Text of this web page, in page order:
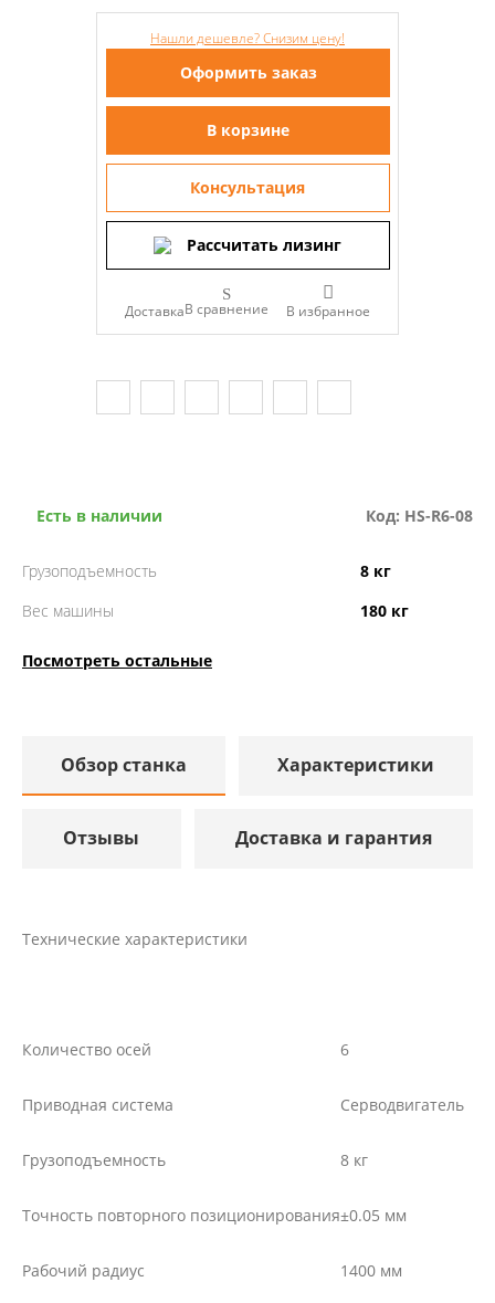
Есть в наличии Код: HS-R6-08
Грузоподъемность
8 кг
Вес машины
180 кг
Посмотреть остальные
Нашли дешевле? Снизим цену!
Оформить заказ
В корзине
Консультация
Рассчитать лизинг
ДоставкаВ сравнение
Обзор станка Характеристики
Отзывы Доставка и гарантия
Технические характеристики
Количество осей 6
Приводная система Серводвигатель
Грузоподъемность 8 кг
Точность повторного позиционирования±0.05 мм
Рабочий радиус 1400 мм